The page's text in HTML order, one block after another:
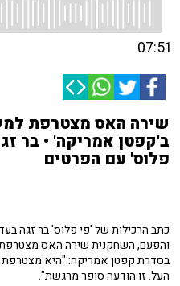
07:51
שירה האס מצטרפת
ב'קפטן אמריקה' • בר
פלוס' עם הפרטים
כתב הרכילות של 'פי פלוס' בר זגה
והפעם, השחקנית שירה האס
בסדרת קפטן אמריקה: "היא מצטרפת
העל. זו הודעה סופר מרגשת".